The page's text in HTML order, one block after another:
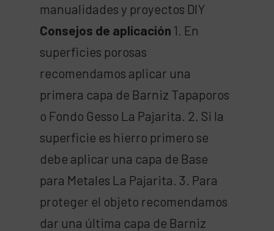
manualidades y proyectos DIY
Consejos de aplicación 1. En
superficies porosas
recomendamos aplicar una
primera capa de Barniz Tapaporos
o Fondo Gesso La Pajarita. 2. Si la
superficie es hierro primero se
debe aplicar una capa de Base
para Metales La Pajarita. 3. Para
proteger el objeto recomendamos
dar una última capa de Barniz